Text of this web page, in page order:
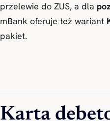
przelewie do ZUS, a dla
mBank oferuje też wariant
pakiet.
Karta